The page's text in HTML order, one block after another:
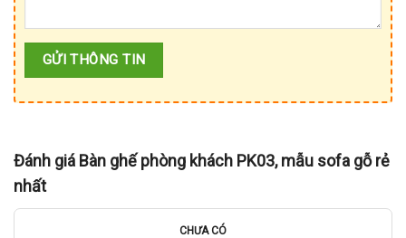
Đánh giá Bàn ghế phòng khách PK03, mẫu sofa gỗ rẻ
nhất
CHƯA CÓ